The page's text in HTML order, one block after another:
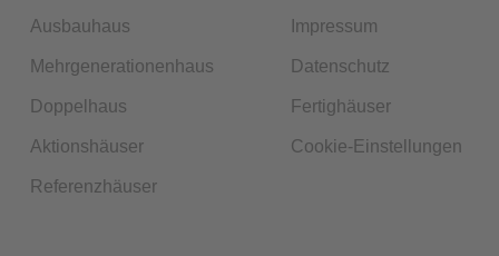
Ausbauhaus
Mehrgenerationenhaus
Doppelhaus
Aktionshäuser
Referenzhäuser
Impressum
Datenschutz
Fertighäuser
Cookie-Einstellungen